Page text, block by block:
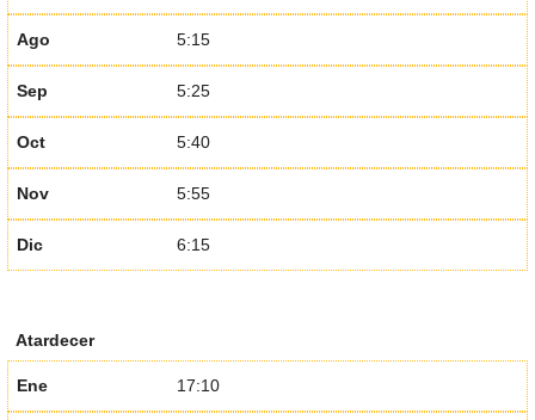
Ago 5:15
Sep 5:25
Oct 5:40
Nov 5:55
Dic 6:15
Atardecer
Ene 17:10